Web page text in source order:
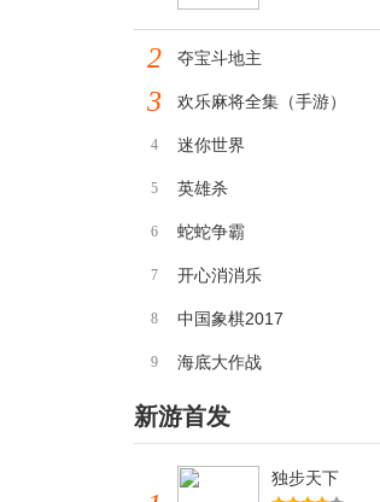
2 夺宝斗地主
3 欢乐麻将全集（手游）
4 迷你世界
5 英雄杀
6 蛇蛇争霸
7 开心消消乐
8 中国象棋2017
9 海底大作战
新游首发
独步天下